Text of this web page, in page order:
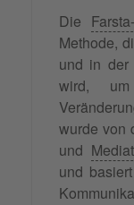
Die
Methode,
und in der
wird,
wurde von
und
und